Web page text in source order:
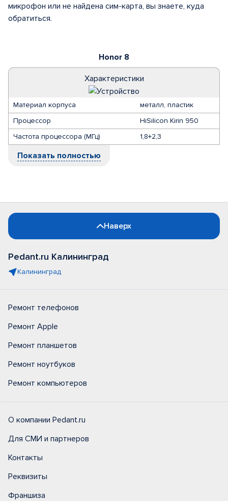
Honor 8
Характеристики
Материал корпуса
металл, пластик
Процессор
HiSilicon Kirin 950
Частота процессора (МГц)
1,8+2,3
Показать полностью
микрофон или не найдена сим-карта, вы знаете, куда
обратиться.
Наверх
Pedant.ru Калининград
Калининград
Ремонт телефонов
Ремонт Apple
Ремонт планшетов
Ремонт ноутбуков
Ремонт компьютеров
О компании Pedant.ru
Для СМИ и партнеров
Контакты
Реквизиты
Франшиза